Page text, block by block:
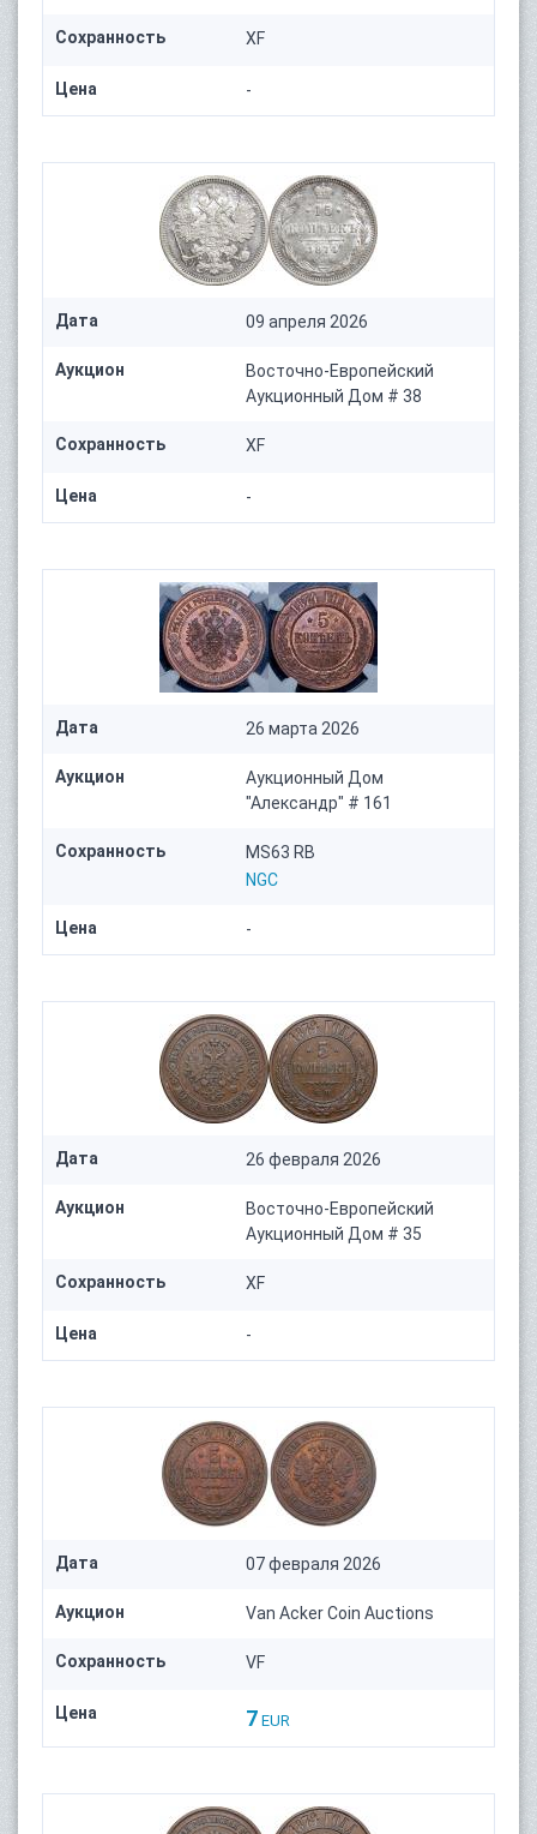
Сохранность XF
Цена -
Дата 09 апреля 2026
Аукцион
Восточно-Европейский
Аукционный Дом # 38
Сохранность XF
Цена -
Дата 26 марта 2026
Аукцион
Аукционный Дом
"Александр" # 161
Сохранность
MS63 RB
NGC
Цена -
Дата 26 февраля 2026
Аукцион
Восточно-Европейский
Аукционный Дом # 35
Сохранность XF
Цена -
Дата 07 февраля 2026
Аукцион Van Acker Coin Auctions
Сохранность VF
Цена 7 EUR